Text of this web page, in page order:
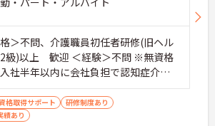
＞不問、介護職員初任者研修(旧ヘル
級)以上 歓迎 ＜経験＞不問 ※無資格
社半年以内に会社負担で認知症介護
修受講
格取得サポート
研修制度あり
績あり